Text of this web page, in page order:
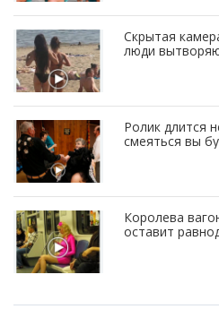
Скрытая
люди
Ролик длится
смеяться вы
Королева
оставит